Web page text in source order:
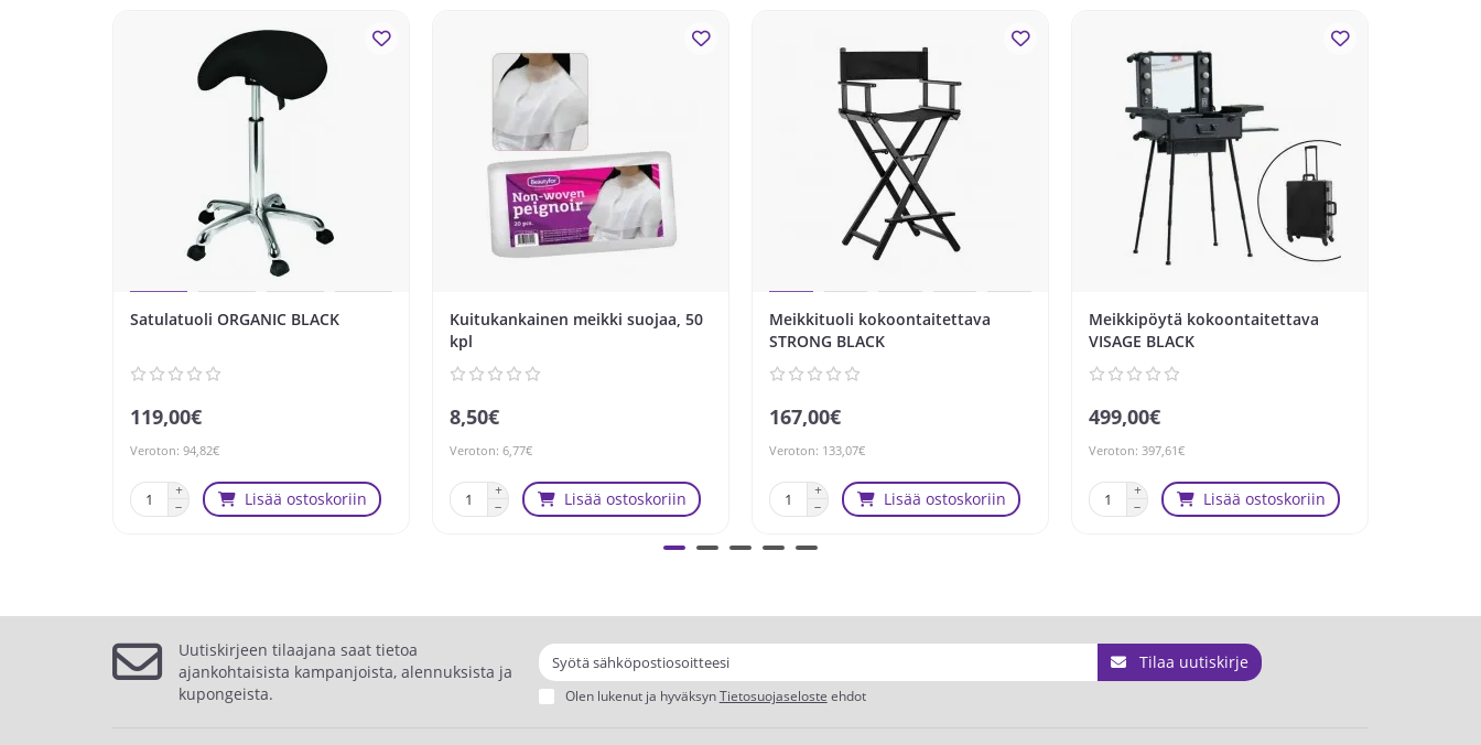
Satulatuoli ORGANIC BLACK
119,00€
Veroton: 94,82€
Lisää ostoskoriin
Kuitukankainen meikki suojaa, 50
kpl
8,50€
Veroton: 6,77€
Lisää ostoskoriin
Meikkituoli kokoontaitettava
STRONG BLACK
167,00€
Veroton: 133,07€
Lisää ostoskoriin
Meikkipöytä kokoontaitettava
VISAGE BLACK
499,00€
Veroton: 397,61€
Lisää ostoskoriin
Uutiskirjeen tilaajana saat tietoa
ajankohtaisista kampanjoista, alennuksista ja
kupongeista.
Tilaa uutiskirje
Olen lukenut ja hyväksynTietosuojaseloste ehdot